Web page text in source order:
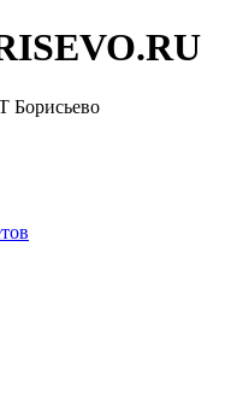
Борисьево